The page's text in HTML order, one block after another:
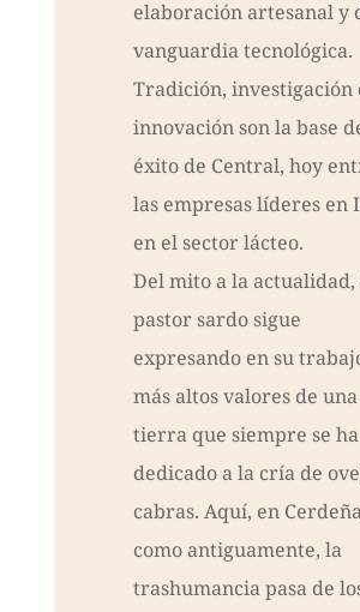
elaboración artesanal y
vanguardia tecnológica.
Tradición, investigación
innovación son la base
éxito de Central, hoy
las empresas líderes en
en el sector lácteo.
Del mito a la actualidad,
pastor sardo sigue
expresando en su
más altos valores de una
tierra que siempre se ha
dedicado a la cría de
cabras. Aquí, en
como antiguamente, la
trashumancia pasa de